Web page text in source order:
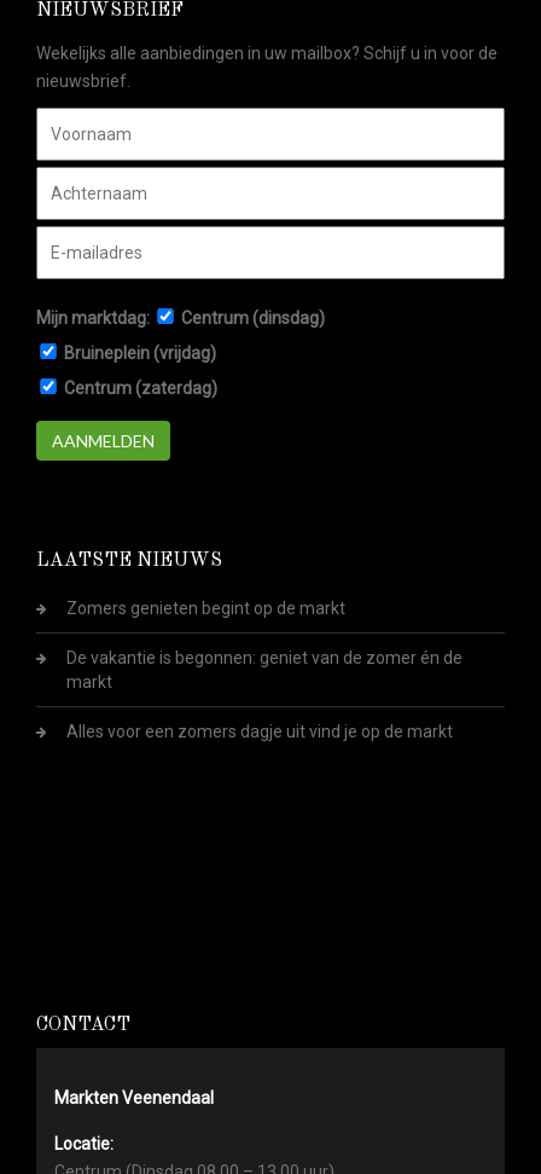
NIEUWSBRIEF
Wekelijks alle aanbiedingen in uw mailbox? Schijf u in voor de
nieuwsbrief.
Mijn marktdag:
Centrum (dinsdag)
Bruineplein (vrijdag)
Centrum (zaterdag)
AANMELDEN
LAATSTE NIEUWS
Zomers genieten begint op de markt
De vakantie is begonnen: geniet van de zomer én de
markt
Alles voor een zomers dagje uit vind je op de markt
CONTACT
Markten Veenendaal
Locatie: